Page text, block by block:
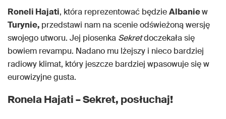
Roneli Hajati, która reprezentować będzieAlbaniew
Turynie, przedstawi nam na scenie odświeżoną wersję
swojego utworu. Jej piosenka Sekretdoczekała się
bowiem revampu. Nadano mu lżejszy i nieco bardziej
radiowy klimat, który jeszcze bardziej wpasowuje się w
eurowizyjne gusta.
Ronela Hajati – Sekret, posłuchaj!